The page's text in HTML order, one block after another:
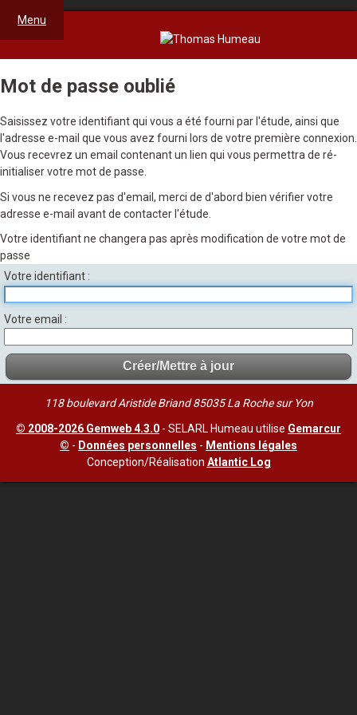
Menu
Mot de passe oublié
Saisissez votre identifiant qui vous a été fourni par l'étude, ainsi que
l'adresse e-mail que vous avez fourni lors de votre première connexion.
Vous recevrez un email contenant un lien qui vous permettra de ré-
initialiser votre mot de passe.
Si vous ne recevez pas d'email, merci de d'abord bien vérifier votre
adresse e-mail avant de contacter l'étude.
Votre identifiant ne changera pas après modification de votre mot de
passe
Votre identifiant
Votre email
118 boulevard Aristide Briand 85035 La Roche sur Yon
© 2008-2026 Gemweb 4.3.0 - SELARL Humeau utilise Gemarcur
© - Données personnelles - Mentions légales
Conception/Réalisation Atlantic Log